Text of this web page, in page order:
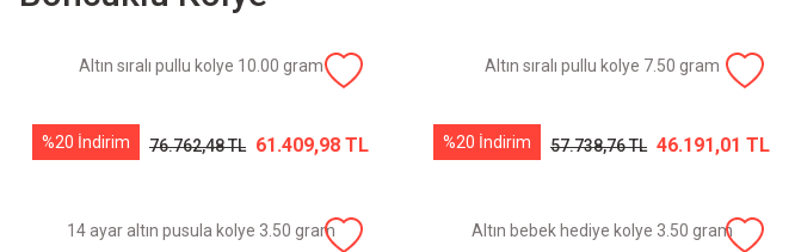
Altın sıralı pullu kolye 10.00 gram
%20 İndirim 76.762,48 TL 61.409,98 TL
Altın sıralı pullu kolye 7.50 gram
%20 İndirim 57.738,76 TL 46.191,01 TL
14 ayar altın pusula kolye 3.50 gram Altın bebek hediye kolye 3.50 gram